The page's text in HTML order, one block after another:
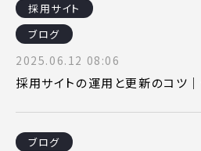
採用サイト
ブログ
2025.06.12 08:06
採用サイトの運用と更新のコツ
ブログ